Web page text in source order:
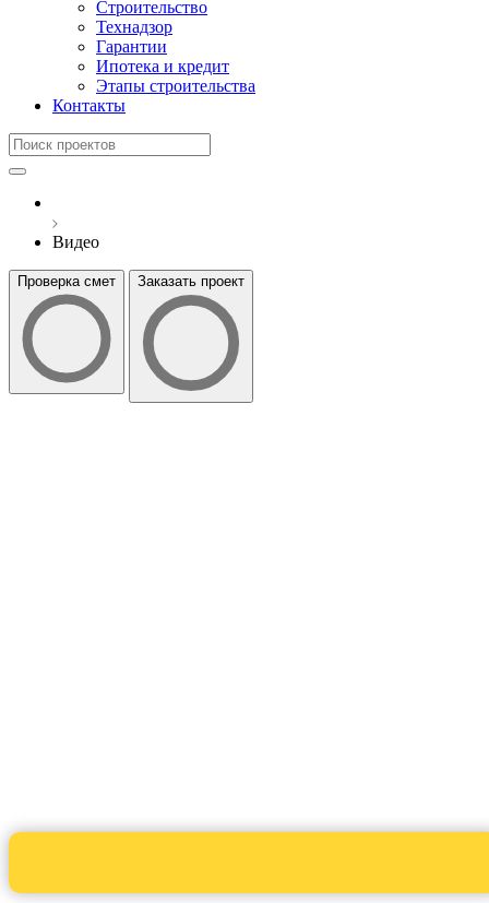
Строительство
Технадзор
Гарантии
Ипотека и кредит
Этапы строительства
Контакты
Видео
Проверка смет Заказать проект